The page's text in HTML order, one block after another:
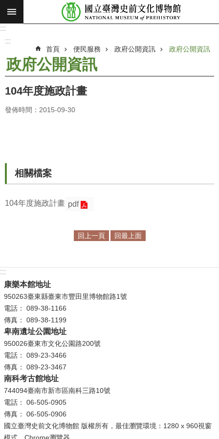
跳到主要內容區塊
搜
願
使
命
參
展
認
識
我
們
便
民
服
務
性
別
平
:::
:::
首頁 便民服務 政府公開資訊 政府公開資訊
政府公開資訊
104年度施政計畫
發佈時間：2015-09-30
相關檔案
104年度施政計畫 pdf
回上一頁 回最上面
:::
康樂本館地址
950263臺東縣臺東市豐田里博物館路1號
電話： 089-38-1166
傳真： 089-38-1199
卑南遺址公園地址
950026臺東市文化公園路200號
電話： 089-23-3466
傳真： 089-23-3467
南科考古館地址
744094臺南市新市區南科三路10號
電話： 06-505-0905
傳真： 06-505-0906
國立臺灣史前文化博物館 版權所有，最佳瀏覽環境：1280 x 960視窗